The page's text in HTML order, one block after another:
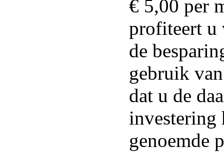
€ 5,00 per
profiteert u
de
gebruik
dat u de
investering
genoemde